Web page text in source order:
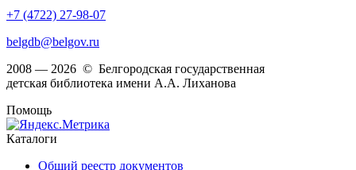
+7 (4722) 27-98-07
belgdb@belgov.ru
2008 — 2026 © Белгородская государственная
детская библиотека имени А.А. Лиханова
Помощь
Каталоги
Общий реестр документов